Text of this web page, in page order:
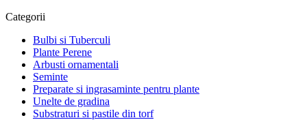
Categorii
Bulbi si Tuberculi
Plante Perene
Arbusti ornamentali
Seminte
Preparate si ingrasaminte pentru plante
Unelte de gradina
Substraturi si pastile din torf